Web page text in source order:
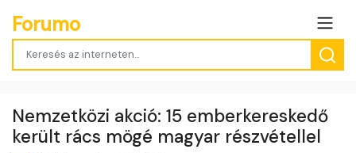
Forumo
Nemzetközi akció: 15 emberkereskedő
került rács mögé magyar részvétellel